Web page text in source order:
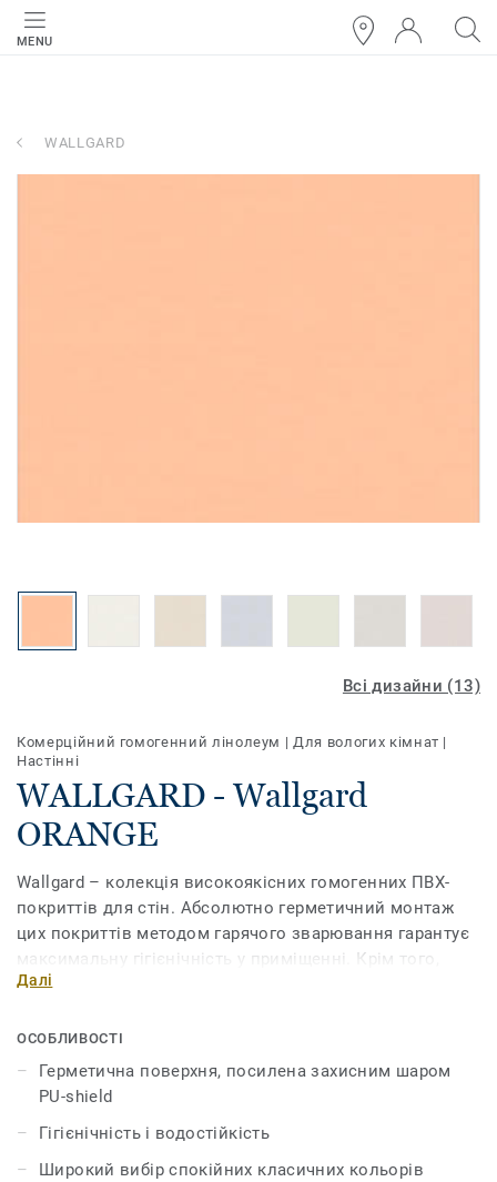
MENU
WALLGARD
Всі дизайни (13)
Комерційний гомогенний лінолеум |Для вологих кімнат |
Настінні
WALLGARD - Wallgard
ORANGE
Wallgard – колекція високоякісних гомогенних ПВХ-
покриттів для стін. Абсолютно герметичний монтаж
цих покриттів методом гарячого зварювання гарантує
максимальну гігієнічність у приміщенні. Крім того,
вони мають високий рівень зносостійкості і майже не
іншими покриттями для стін.
Далі
ОСОБЛИВОСТІ
Герметична поверхня, посилена захисним шаром
PU-shield
Гігієнічність і водостійкість
Широкий вибір спокійних класичних кольорів